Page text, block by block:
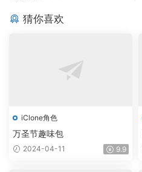
猜你喜欢
iClone角色
万圣节趣味包
2024-04-11 9.9